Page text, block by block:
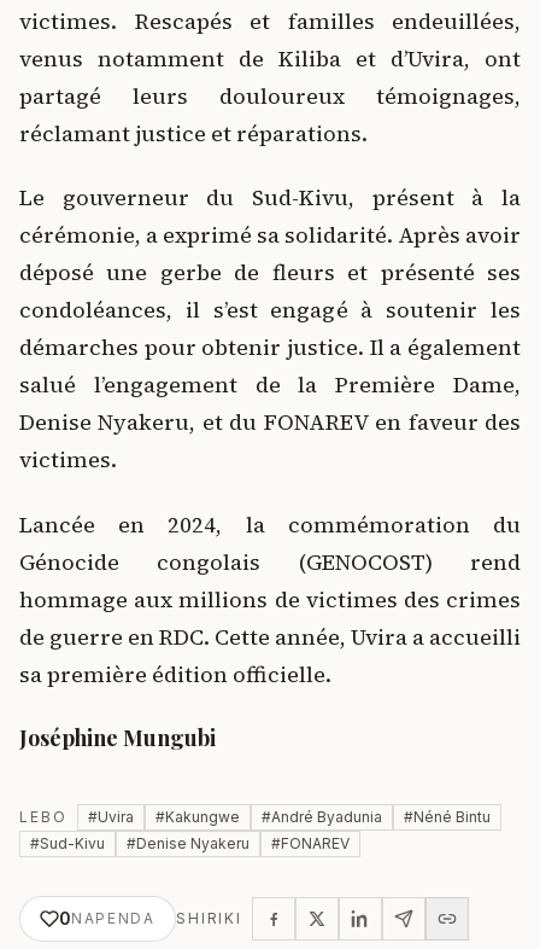
victimes. Rescapés et familles endeuillées,
venus notamment de Kiliba et d’Uvira, ont
partagé leurs douloureux témoignages,
réclamant justice et réparations.
Le gouverneur du Sud-Kivu, présent à la
cérémonie, a exprimé sa solidarité. Après avoir
déposé une gerbe de fleurs et présenté ses
condoléances, il s’est engagé à soutenir les
démarches pour obtenir justice. Il a également
salué l’engagement de la Première Dame,
Denise Nyakeru, et du FONAREV en faveur des
victimes.
Lancée en 2024, la commémoration du
Génocide congolais (GENOCOST) rend
hommage aux millions de victimes des crimes
de guerre en RDC. Cette année, Uvira a accueilli
sa première édition officielle.
Joséphine Mungubi
LEBO #Uvira #Kakungwe #André Byadunia #Néné Bintu
#Sud-Kivu #Denise Nyakeru #FONAREV
0NAPENDA SHIRIKI